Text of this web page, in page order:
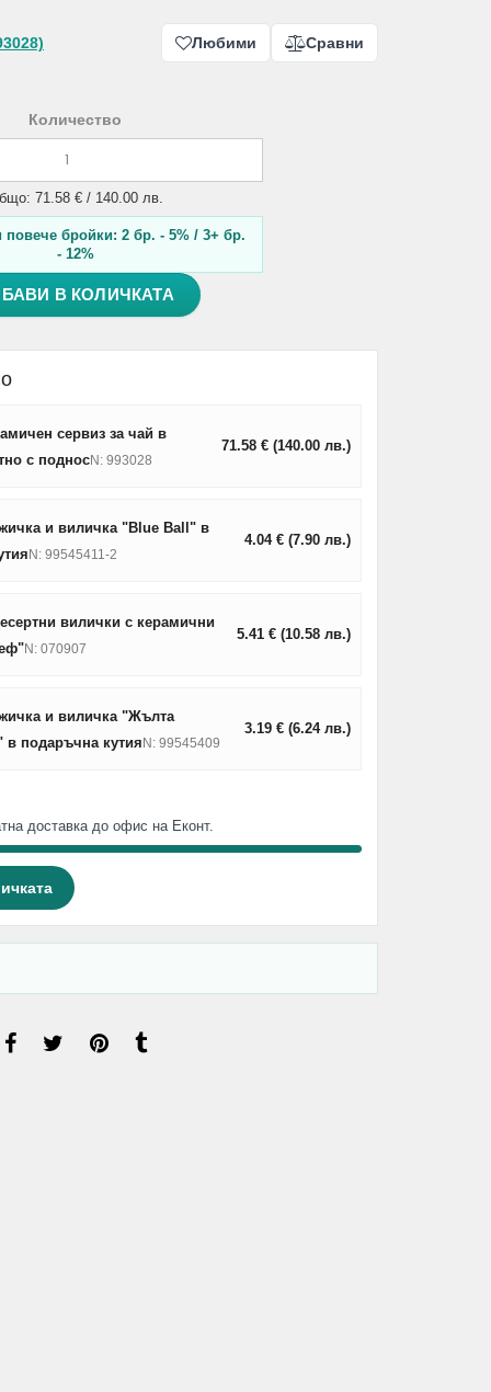
Любими Сравни
Количество
71.58 € / 140.00 лв.
повече бройки: 2 бр. - 5% / 3+ бр.
- 12%
В КОЛИЧКАТА
сервиз за чай в
с подносN: 993028
71.58 € (140.00 лв.)
и виличка "Blue Ball" в
N: 99545411-2
4.04 € (7.90 лв.)
вилички с керамични
N: 070907
5.41 € (10.58 лв.)
и виличка "Жълта
в подаръчна кутия N: 99545409
3.19 € (6.24 лв.)
доставка до офис на Еконт.